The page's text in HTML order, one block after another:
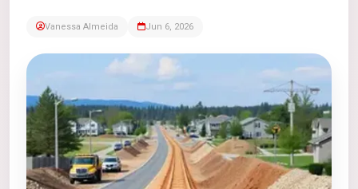
Vanessa Almeida Jun 6, 2026